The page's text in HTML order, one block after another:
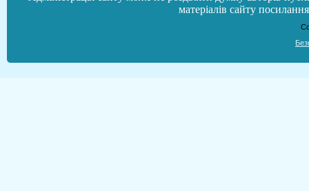
матеріалів сайту